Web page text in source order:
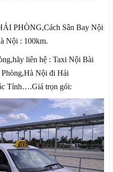
PHÒNG,Cách Sân Bay Nội
Nội : 100km.
liên hệ : Taxi Nội Bài
Nội đi Hải
Tỉnh….Giá trọn gói: